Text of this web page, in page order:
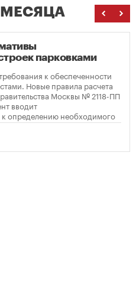
парковками
к обеспеченности
Новые правила расчета
Москвы № 2118-ПП
вводит
определению необходимого
от площади квартир и
для уже согласованных